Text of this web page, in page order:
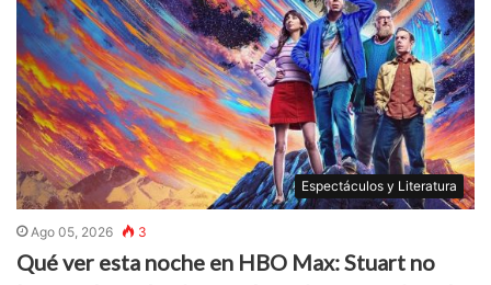
Espectáculos y Literatura
Ago 05, 2026 3
Qué ver esta noche en HBO Max: Stuart no